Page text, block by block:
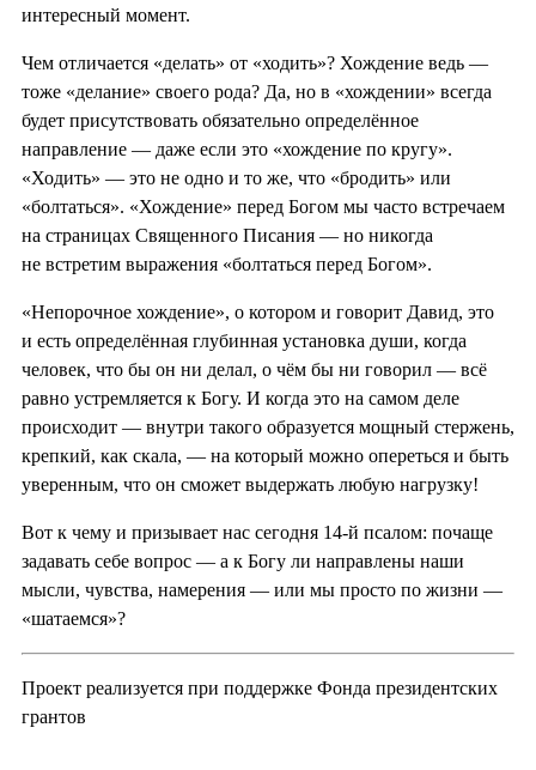
интересный момент.
Чем отличается «делать» от «ходить»? Хождение ведь —
тоже «делание» своего рода? Да, но в «хождении» всегда
будет присутствовать обязательно определённое
направление — даже если это «хождение по кругу».
«Ходить» — это не одно и то же, что «бродить» или
«болтаться». «Хождение» перед Богом мы часто встречаем
на страницах Священного Писания — но никогда
не встретим выражения «болтаться перед Богом».
«Непорочное хождение», о котором и говорит Давид, это
и есть определённая глубинная установка души, когда
человек, что бы он ни делал, о чём бы ни говорил — всё
равно устремляется к Богу. И когда это на самом деле
происходит — внутри такого образуется мощный стержень,
крепкий, как скала, — на который можно опереться и быть
уверенным, что он сможет выдержать любую нагрузку!
Вот к чему и призывает нас сегодня 14-й псалом: почаще
задавать себе вопрос — а к Богу ли направлены наши
мысли, чувства, намерения — или мы просто по жизни —
«шатаемся»?
Проект реализуется при поддержке Фонда президентских
грантов